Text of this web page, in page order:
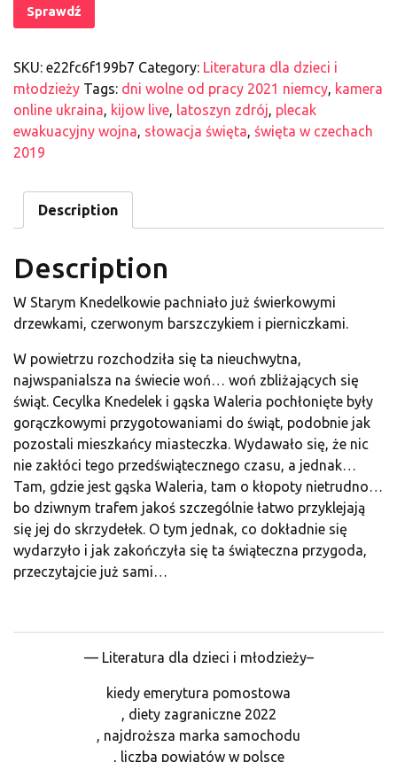
Sprawdź
SKU: e22fc6f199b7 Category: Literatura dla dzieci i
młodzieży Tags: dni wolne od pracy 2021 niemcy kamera
online ukraina
kijow live latoszyn zdrój plecak
ewakuacyjny wojna słowacja święta święta w czechach
2019
Description
Description
W Starym Knedelkowie pachniało już świerkowymi
drzewkami, czerwonym barszczykiem i pierniczkami.
W powietrzu rozchodziła się ta nieuchwytna,
najwspanialsza na świecie woń… woń zbliżających się
świąt. Cecylka Knedelek i gąska Waleria pochłonięte były
gorączkowymi przygotowaniami do świąt, podobnie jak
pozostali mieszkańcy miasteczka. Wydawało się, że nic
nie zakłóci tego przedświątecznego czasu, a jednak…
Tam, gdzie jest gąska Waleria, tam o kłopoty nietrudno…
bo dziwnym trafem jakoś szczególnie łatwo przyklejają
się jej do skrzydełek. O tym jednak, co dokładnie się
wydarzyło i jak zakończyła się ta świąteczna przygoda,
przeczytajcie już sami…
— Literatura dla dzieci i młodzieży–
kiedy emerytura pomostowa
, diety zagraniczne 2022
, najdroższa marka samochodu
, liczba powiatów w polsce